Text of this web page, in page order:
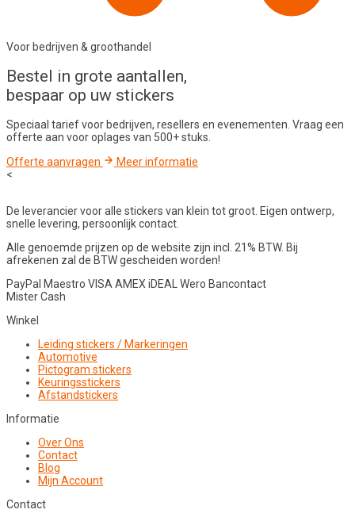
Voor bedrijven & groothandel
Bestel in grote aantallen,
bespaar op uw stickers
Speciaal tarief voor bedrijven, resellers en evenementen. Vraag een
offerte aan voor oplages van 500+ stuks.
Offerte aanvragen
Meer informatie
<
De leverancier voor alle stickers van klein tot groot. Eigen ontwerp,
snelle levering, persoonlijk contact.
Alle genoemde prijzen op de website zijn incl. 21% BTW. Bij
afrekenen zal de BTW gescheiden worden!
PayPal Maestro VISAAMEXiDEALWero Bancontact
Mister Cash
Winkel
Leiding stickers / Markeringen
Automotive
Pictogram stickers
Keuringsstickers
Afstandstickers
Informatie
Over Ons
Contact
Blog
Mijn Account
Contact